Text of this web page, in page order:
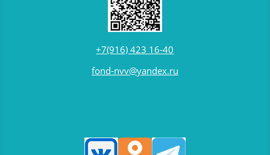
+7(916) 423 16-40
fond-nvv@yandex.ru